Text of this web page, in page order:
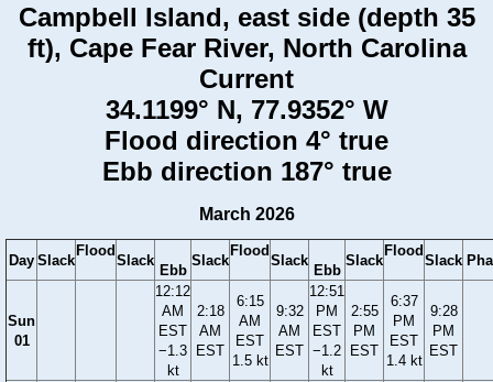
Campbell Island, east side (depth 35
ft), Cape Fear River, North Carolina
Current
34.1199° N, 77.9352° W
Flood direction 4° true
Ebb direction 187° true
March 2026
Day Slack
Flood
Slack
Ebb
Slack
Flood
Slack
Ebb
Slack
Flood
Slack
Sun
01
12:12
AM
EST
−1.3
kt
2:18
AM
EST
6:15
AM
EST
1.5 kt
9:32
AM
EST
12:51
PM
EST
−1.2
kt
2:55
PM
EST
6:37
PM
EST
1.4 kt
9:28
PM
EST